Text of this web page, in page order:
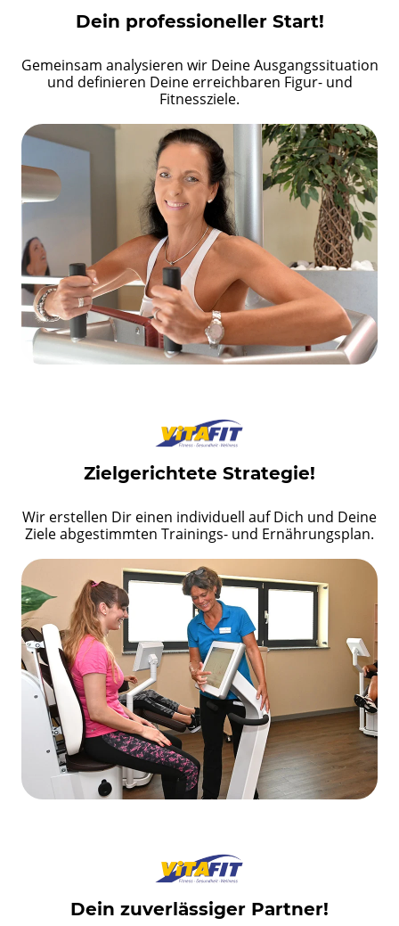
Dein professioneller Start!
Gemeinsam analysieren wir Deine Ausgangssituation
und definieren Deine erreichbaren Figur- und
Fitnessziele.
Zielgerichtete Strategie!
Wir erstellen Dir einen individuell auf Dich und Deine
Ziele abgestimmten Trainings- und Ernährungsplan.
Dein zuverlässiger Partner!